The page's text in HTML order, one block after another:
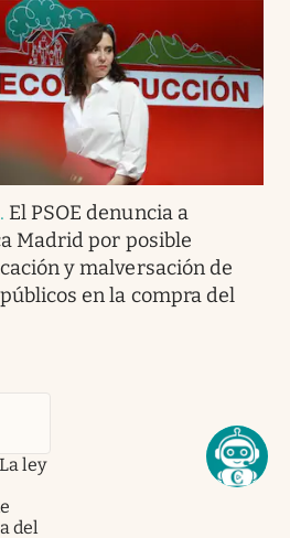
. El PSOE denuncia a
Madrid por posible
y malversación de
en la compra del
ley
del